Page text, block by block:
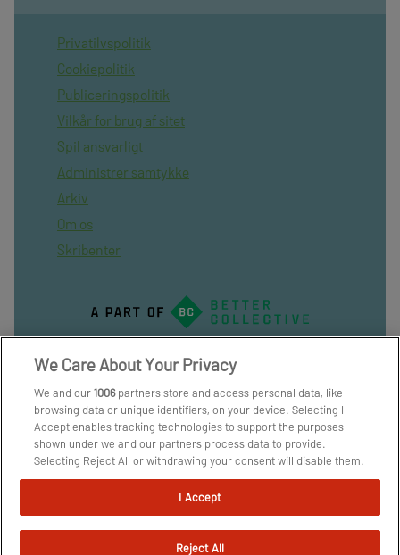
Privatilvspolitik
Cookiepolitik
Publiceringspolitik
Vilkår for brug af sitet
Spil ansvarligt
Administrer samtykke
Arkiv
Om os
Skribenter
We Care About Your Privacy
We and our1006partners store and access personal data, like
browsing data or unique identifiers, on your device. Selecting I
Accept enables tracking technologies to support the purposes
shown under we and our partners process data to provide.
Selecting Reject All or withdrawing your consent will disable them.
If trackers are disabled, some content and ads you see may not be
as relevant to you. You can resurface this menu to change your
Preferences link on the bottom of the webpage [or the floating
icon on the bottom-left of the webpage, if applicable]. Your
I Accept
Reject All